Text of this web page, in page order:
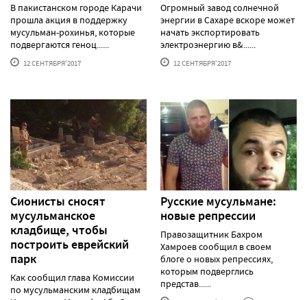
В пакистанском городе Карачи
прошла акция в поддержку
мусульман-рохинья, которые
подвергаются геноц......
12 СЕНТЯБРЯ'2017
Огромный завод солнечной
энергии в Сахаре вскоре может
начать экспортировать
электроэнергию в&......
12 СЕНТЯБРЯ'2017
Сионисты сносят
мусульманское
кладбище, чтобы
построить еврейский
парк
Как сообщил глава Комиссии
по мусульманским кладбищам
Русские мусульмане:
новые репрессии
Правозащитник Бахром
Хамроев сообщил в своем
блоге о новых репрессиях,
которым подверглись
представ......